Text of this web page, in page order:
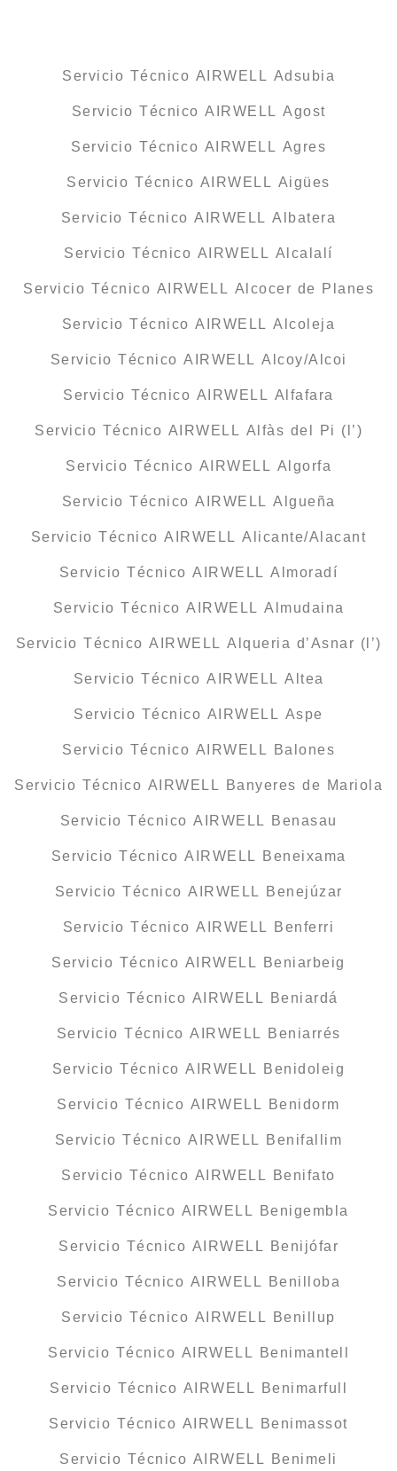
Servicio Técnico AIRWELL Adsubia
Servicio Técnico AIRWELL Agost
Servicio Técnico AIRWELL Agres
Servicio Técnico AIRWELL Aigües
Servicio Técnico AIRWELL Albatera
Servicio Técnico AIRWELL Alcalalí
Servicio Técnico AIRWELL Alcocer de Planes
Servicio Técnico AIRWELL Alcoleja
Servicio Técnico AIRWELL Alcoy/Alcoi
Servicio Técnico AIRWELL Alfafara
Servicio Técnico AIRWELL Alfàs del Pi (l’)
Servicio Técnico AIRWELL Algorfa
Servicio Técnico AIRWELL Algueña
Servicio Técnico AIRWELL Alicante/Alacant
Servicio Técnico AIRWELL Almoradí
Servicio Técnico AIRWELL Almudaina
Servicio Técnico AIRWELL Alqueria d’Asnar (l’)
Servicio Técnico AIRWELL Altea
Servicio Técnico AIRWELL Aspe
Servicio Técnico AIRWELL Balones
Servicio Técnico AIRWELL Banyeres de Mariola
Servicio Técnico AIRWELL Benasau
Servicio Técnico AIRWELL Beneixama
Servicio Técnico AIRWELL Benejúzar
Servicio Técnico AIRWELL Benferri
Servicio Técnico AIRWELL Beniarbeig
Servicio Técnico AIRWELL Beniardá
Servicio Técnico AIRWELL Beniarrés
Servicio Técnico AIRWELL Benidoleig
Servicio Técnico AIRWELL Benidorm
Servicio Técnico AIRWELL Benifallim
Servicio Técnico AIRWELL Benifato
Servicio Técnico AIRWELL Benigembla
Servicio Técnico AIRWELL Benijófar
Servicio Técnico AIRWELL Benilloba
Servicio Técnico AIRWELL Benillup
Servicio Técnico AIRWELL Benimantell
Servicio Técnico AIRWELL Benimarfull
Servicio Técnico AIRWELL Benimassot
Servicio Técnico AIRWELL Benimeli